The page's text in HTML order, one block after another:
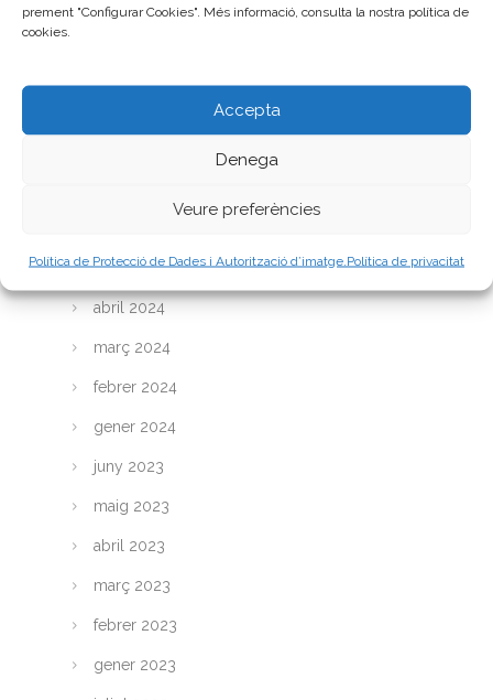
prement "Configurar Cookies". Més informació, consulta la nostra política de
cookies.
Accepta
Denega
Veure preferències
Política de Protecció de Dades i Autorització d’imatge. Política de privacitat
0
març 2025
abril 2024
març 2024
febrer 2024
gener 2024
juny 2023
maig 2023
abril 2023
març 2023
febrer 2023
gener 2023